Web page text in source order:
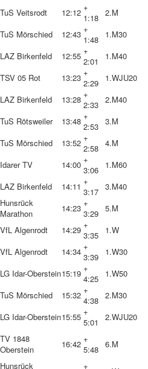
TuS Veitsrodt 12:12 +
1:18 2.M
TuS Mörschied 12:43 +
1:48
1.M30
LAZ Birkenfeld 12:55 +
2:01
1.M40
TSV 05 Rot 13:23 +
2:29
1.WJU20
LAZ Birkenfeld 13:28 +
2:33 2.M40
TuS Rötsweiler 13:48 +
2:53 3.M
TuS Mörschied 13:52 +
2:58 4.M
Idarer TV 14:00 +
3:06
1.M60
LAZ Birkenfeld 14:11 +
3:17 3.M40
Hunsrück
Marathon
14:23 +
3:29 5.M
VfL Algenrodt 14:29 +
3:35
1.W
VfL Algenrodt 14:34 +
3:39
1.W30
LG Idar-Oberstein15:19 +
4:25
1.W50
TuS Mörschied 15:32 +
4:38 2.M30
LG Idar-Oberstein15:55 +
5:01
2.WJU20
TV 1848
Oberstein
16:42 +
5:48 6.M
Hunsrück
+